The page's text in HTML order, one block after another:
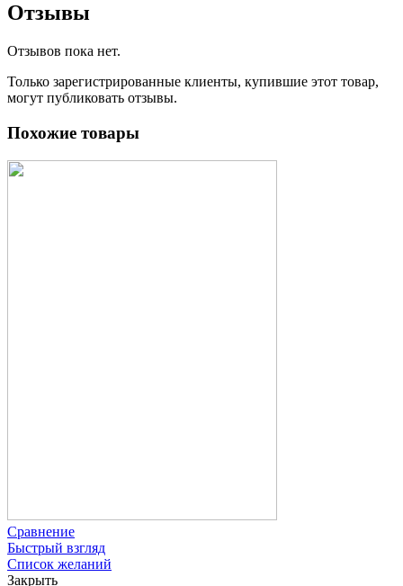
Отзывы
Отзывов пока нет.
Только зарегистрированные клиенты, купившие этот товар,
могут публиковать отзывы.
Похожие товары
Сравнение
Быстрый взгляд
Список желаний
Закрыть